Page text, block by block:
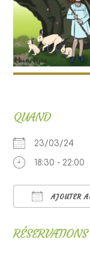
QUAND
23/03/24
18:30 - 22:00
AJOUTER
RÉSERVATIONS